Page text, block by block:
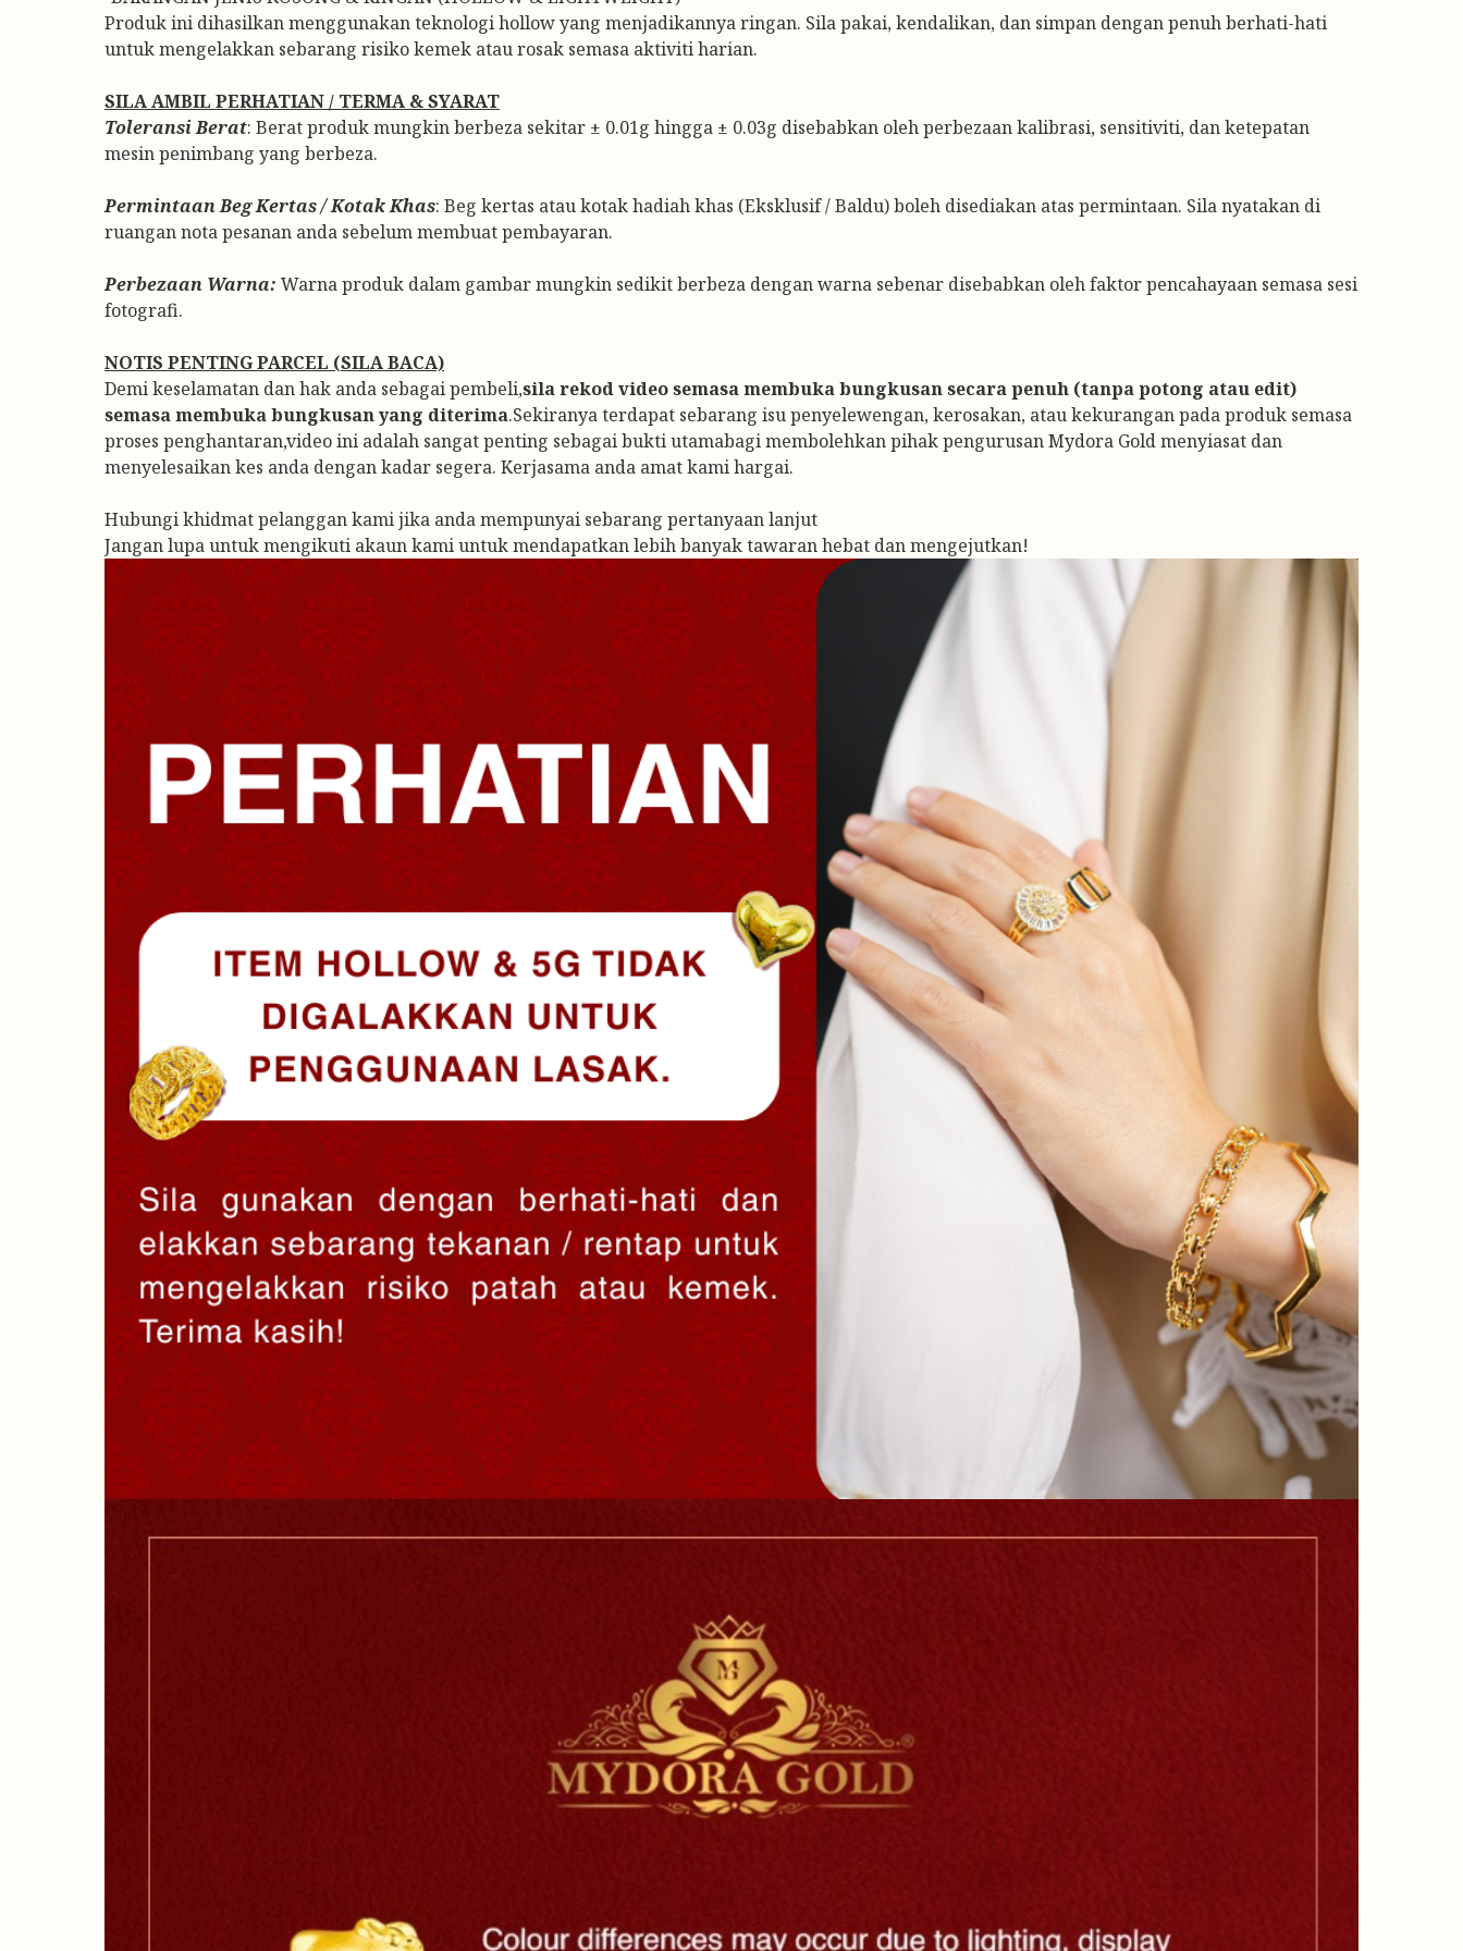
Produk ini dihasilkan menggunakan teknologi hollow yang menjadikannya ringan. Sila pakai, kendalikan, dan simpan dengan penuh berhati-hati
untuk mengelakkan sebarang risiko kemek atau rosak semasa aktiviti harian.
SILA AMBIL PERHATIAN / TERMA & SYARAT
Toleransi Berat: Berat produk mungkin berbeza sekitar ± 0.01g hingga ± 0.03g disebabkan oleh perbezaan kalibrasi, sensitiviti, dan ketepatan
mesin penimbang yang berbeza.
Permintaan Beg Kertas / Kotak Khas: Beg kertas atau kotak hadiah khas (Eksklusif / Baldu) boleh disediakan atas permintaan. Sila nyatakan di
ruangan nota pesanan anda sebelum membuat pembayaran.
Perbezaan Warna: Warna produk dalam gambar mungkin sedikit berbeza dengan warna sebenar disebabkan oleh faktor pencahayaan semasa sesi
fotografi.
NOTIS PENTING PARCEL (SILA BACA)
Demi keselamatan dan hak anda sebagai pembeli,sila rekod video semasa membuka bungkusan secara penuh (tanpa potong atau edit)
semasa membuka bungkusan yang diterima.Sekiranya terdapat sebarang isu penyelewengan, kerosakan, atau kekurangan pada produk semasa
proses penghantaran,video ini adalah sangat penting sebagai bukti utamabagi membolehkan pihak pengurusan Mydora Gold menyiasat dan
menyelesaikan kes anda dengan kadar segera. Kerjasama anda amat kami hargai.
Hubungi khidmat pelanggan kami jika anda mempunyai sebarang pertanyaan lanjut
Jangan lupa untuk mengikuti akaun kami untuk mendapatkan lebih banyak tawaran hebat dan mengejutkan!